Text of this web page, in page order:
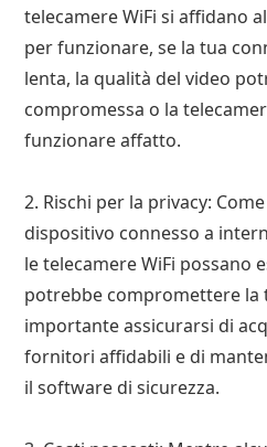
telecamere WiFi si affidano
per funzionare, se la tua
lenta, la qualità del video
compromessa o la
funzionare affatto.
2. Rischi per la privacy:
dispositivo connesso a
le telecamere WiFi possano
potrebbe compromettere la
importante assicurarsi di
fornitori affidabili e di
il software di sicurezza.